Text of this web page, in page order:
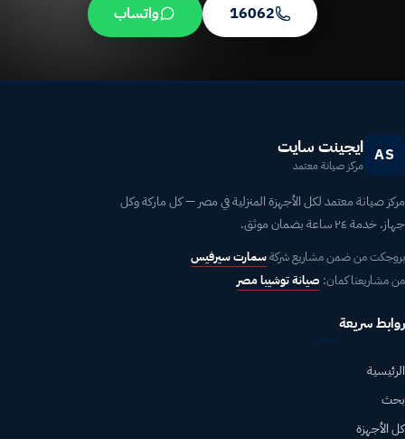
16062 واتساب
AS ايجينت سايت
مركز صيانة معتمد
مركز صيانة معتمد لكل الأجهزة المنزلية في مصر — كل ماركة وكل
جهاز. خدمة ٢٤ ساعة بضمان موثق.
بروجكت من ضمن مشاريع شركةسمارت سيرفيس
من مشاريعنا كمان: صيانة توشيبا مصر
روابط سريعة
الرئيسية
بحث
كل الأجهزة